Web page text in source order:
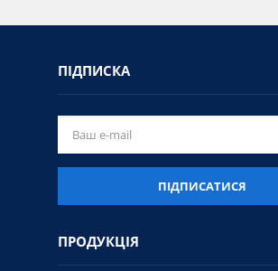
ПІДПИСКА
ПІДПИСАТИСЯ
ПРОДУКЦІЯ